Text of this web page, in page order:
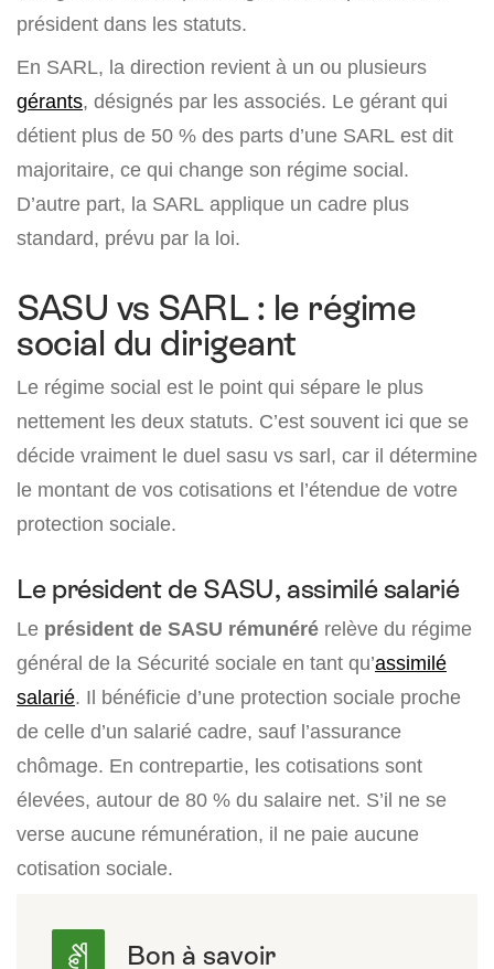
président dans les statuts.
En SARL, la direction revient à un ou plusieurs
gérants, désignés par les associés. Le gérant qui
détient plus de 50 % des parts d’une SARL est dit
majoritaire, ce qui change son régime social.
D’autre part, la SARL applique un cadre plus
standard, prévu par la loi.
SASU vs SARL : le régime
social du dirigeant
Le régime social est le point qui sépare le plus
nettement les deux statuts. C’est souvent ici que se
décide vraiment le duel sasu vs sarl, car il détermine
le montant de vos cotisations et l’étendue de votre
protection sociale.
Le président de SASU, assimilé salarié
Le président de SASU rémunéré relève du régime
général de la Sécurité sociale en tant qu’assimilé
salarié. Il bénéficie d’une protection sociale proche
de celle d’un salarié cadre, sauf l’assurance
chômage. En contrepartie, les cotisations sont
élevées, autour de 80 % du salaire net. S’il ne se
verse aucune rémunération, il ne paie aucune
cotisation sociale.